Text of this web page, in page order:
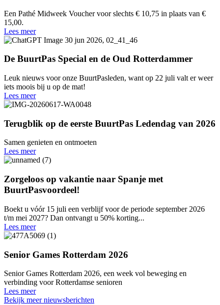
Een Pathé Midweek Voucher voor slechts € 10,75 in plaats van €
15,00.
Lees meer
De BuurtPas Special en de Oud Rotterdammer
Leuk nieuws voor onze BuurtPasleden, want op 22 juli valt er weer
iets moois bij u op de mat!
Lees meer
Terugblik op de eerste BuurtPas Ledendag van 2026
Samen genieten en ontmoeten
Lees meer
Zorgeloos op vakantie naar Spanje met
BuurtPasvoordeel!
Boekt u vóór 15 juli een verblijf voor de periode september 2026
t/m mei 2027? Dan ontvangt u 50% korting...
Lees meer
Senior Games Rotterdam 2026
Senior Games Rotterdam 2026, een week vol beweging en
verbinding voor Rotterdamse senioren
Lees meer
Bekijk meer nieuwsberichten